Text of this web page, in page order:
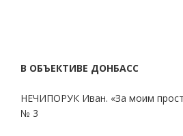
В ОБЪЕКТИВЕ ДОНБАСС
НЕЧИПОРУК Иван. «За моим
№ 3